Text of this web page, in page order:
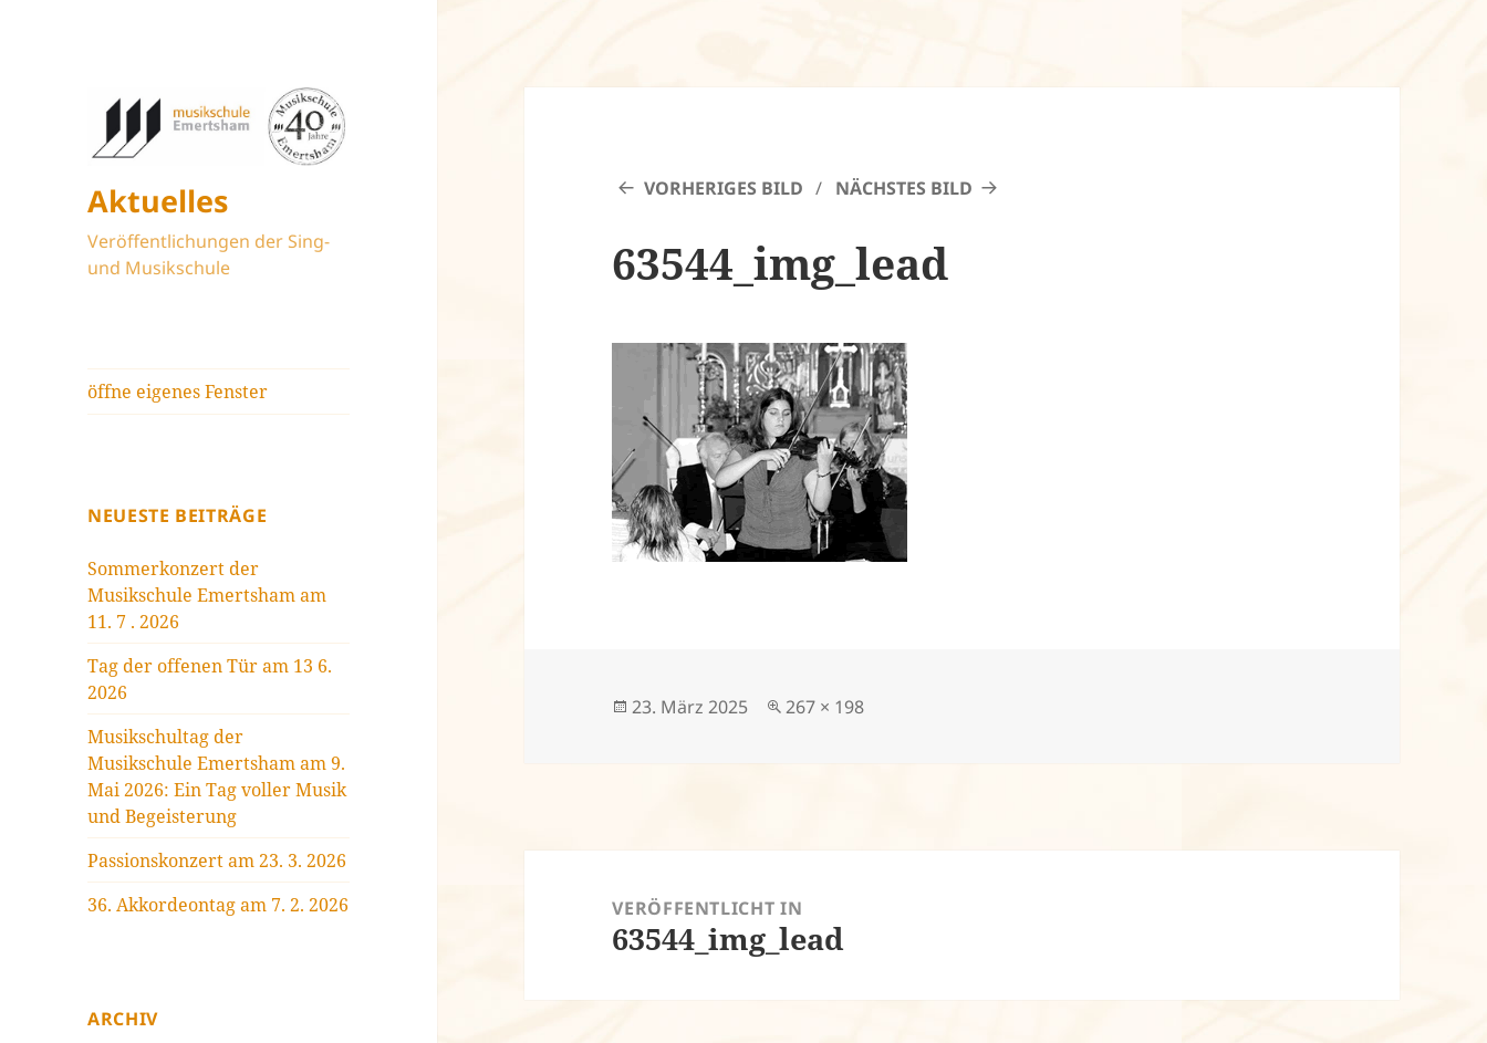
Aktuelles
Veröffentlichungen der Sing-
und Musikschule
öffne eigenes Fenster
NEUESTE BEITRÄGE
Sommerkonzert der
Musikschule Emertsham am
11. 7 . 2026
Tag der offenen Tür am 13 6.
2026
Musikschultag der
Musikschule Emertsham am 9.
Mai 2026: Ein Tag voller Musik
und Begeisterung
Passionskonzert am 23. 3. 2026
36. Akkordeontag am 7. 2. 2026
ARCHIV
VORHERIGES BILD NÄCHSTES BILD
63544_img_lead
Veröffentlicht
23. März 2025
Volle
267 × 198
VERÖFFENTLICHT IN
63544_img_lead